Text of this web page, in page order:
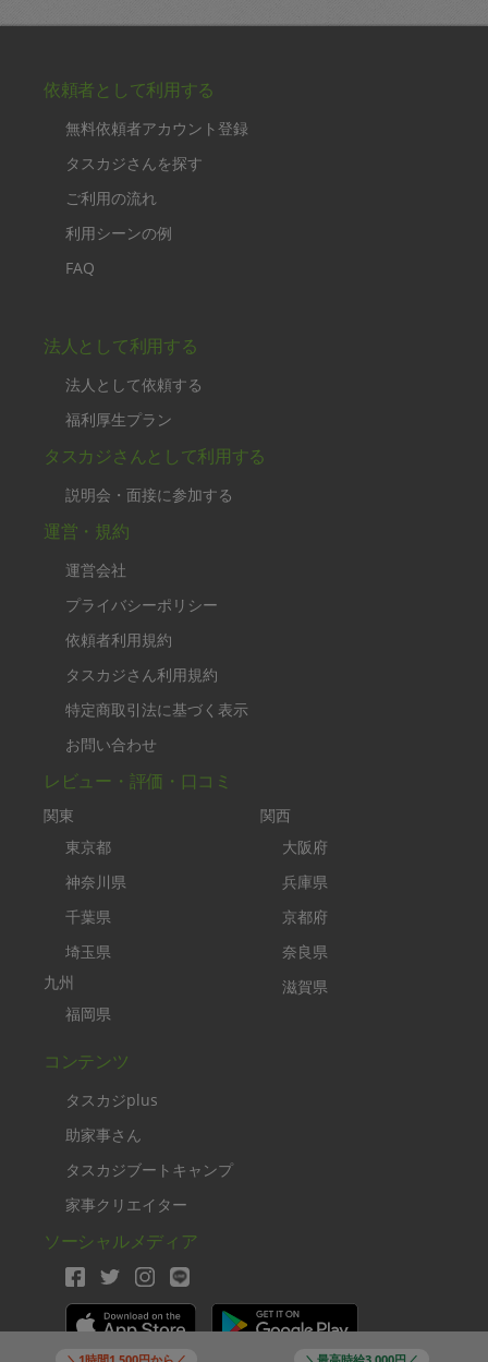
依頼者として利用する
無料依頼者アカウント登録
タスカジさんを探す
ご利用の流れ
利用シーンの例
FAQ
法人として利用する
法人として依頼する
福利厚生プラン
タスカジさんとして利用する
説明会・面接に参加する
運営・規約
運営会社
プライバシーポリシー
依頼者利用規約
タスカジさん利用規約
特定商取引法に基づく表示
お問い合わせ
レビュー・評価・口コミ
関東
東京都
神奈川県
千葉県
埼玉県
九州
福岡県
関西
大阪府
兵庫県
京都府
奈良県
滋賀県
コンテンツ
タスカジplus
助家事さん
タスカジブートキャンプ
家事クリエイター
ソーシャルメディア